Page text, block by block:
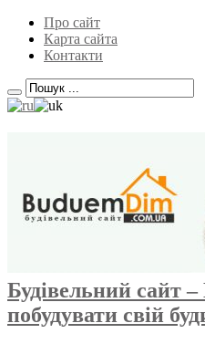
Про сайт
Карта сайта
Контакти
Будівельний сайт
побудувати свій